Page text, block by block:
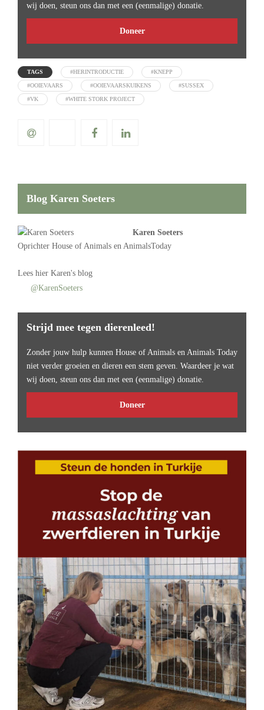
wij doen, steun ons dan met een (eenmalige) donatie.
Doneer
TAGS #HERINTRODUCTIE #KNEPP
#OOIEVAARS #OOIEVAARSKUIKENS #SUSSEX
#VK #WHITE STORK PROJECT
Blog Karen Soeters
Karen Soeters
Oprichter House of Animals en AnimalsToday
Lees hier Karen's blog
@KarenSoeters
Strijd mee tegen dierenleed!
Zonder jouw hulp kunnen House of Animals en Animals Today
niet verder groeien en dieren een stem geven. Waardeer je wat
wij doen, steun ons dan met een (eenmalige) donatie.
Doneer